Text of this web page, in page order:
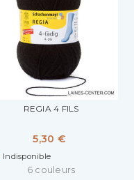
REGIA 4 FILS
5,30 €
Indisponible
6 couleurs